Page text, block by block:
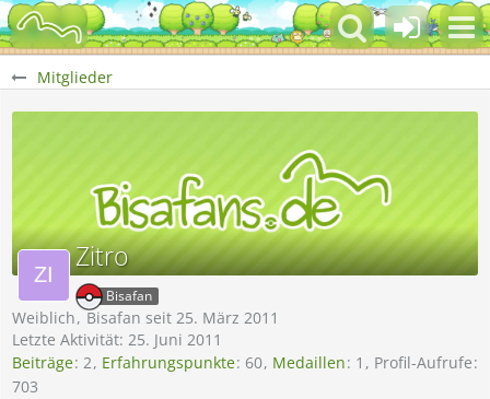
Mitglieder
Zitro
Bisafan
Weiblich Bisafan seit 25. März 2011
Letzte Aktivität: 25. Juni 2011
Beiträge 2 Erfahrungspunkte 60 Medaillen 1
Profil-Aufrufe
703